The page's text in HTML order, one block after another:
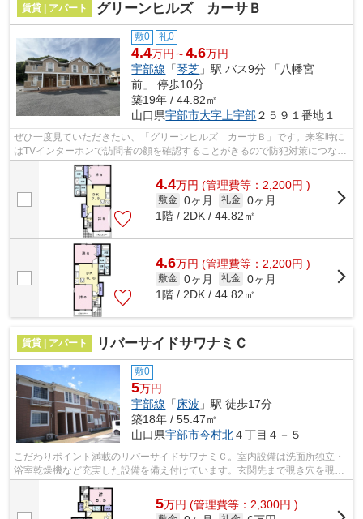
賃貸 | アパート グリーンヒルズ カーサＢ
敷0 礼0
4.4万円～4.6万円
宇部線 「琴芝 」駅 バス9分 「八幡宮
前」 停歩10分
築19年 / 44.82㎡
山口県宇部市大字上宇部２５９１番地１
ぜひ一度見ていただきたい、「グリーンヒルズ カーサＢ」です。来客時に
はTVインターホンで訪問者の顔を確認することがきるので防犯対策につなが
ります。女性の方にも嬉しい、使い勝...
4.4万円 (管理費等：2,200円 )
敷金 0ヶ月 礼金 0ヶ月
1階 / 2DK / 44.82㎡
4.6万円 (管理費等：2,200円 )
敷金 0ヶ月 礼金 0ヶ月
1階 / 2DK / 44.82㎡
賃貸 | アパート リバーサイドサワナミＣ
敷0
5万円
宇部線 「 床波 」駅 徒歩17分
築18年 / 55.47㎡
山口県宇部市今村北４丁目４－５
こだわりポイント満載のリバーサイドサワナミＣ。室内設備は洗面所独立・
浴室乾燥機など充実した設備を備え付けています。玄関先まで覗き穴を覗き
に行かなくてもインターホン越しに誰...
5万円 (管理費等：2,300円 )